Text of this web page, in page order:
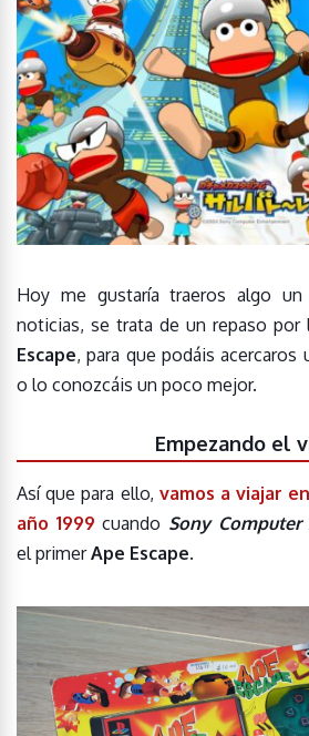
Hoy me gustaría traeros algo
noticias, se trata de un repaso por
Escape, para que podáis
o lo conozcáis un poco mejor.
Empezando el
Así que para ello, vamos a viajar
año 1999 cuando Sony
el primerApe Escape.